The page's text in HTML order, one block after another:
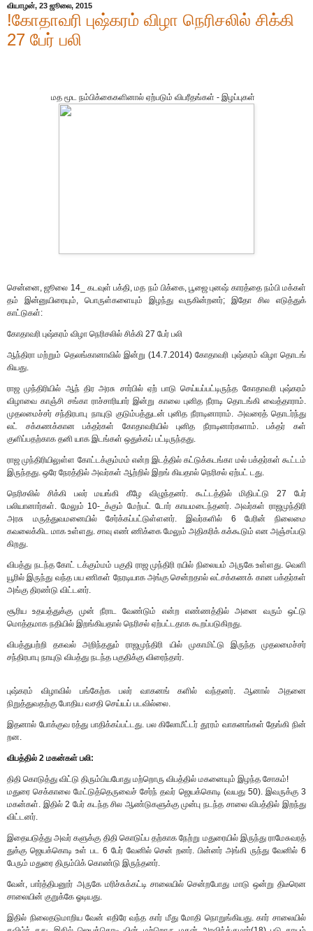
வியாழன், 23 ஜூலை, 2015
!கோதாவரி புஷ்கரம் விழா நெரிசலில் சிக்கி
27 பேர் பலி
மத மூட நம்பிக்கைகளினால் ஏற்படும் விபரீதங்கள் - இழப்புகள்
சென்னை, ஜூலை 14_ கடவுள் பக்தி, மத நம் பிக்கை, பூஜை புனஷ் காரத்தை நம்பி மக்கள்
தம் இன்னுயிரையும், பொருள்களையும் இழந்து வருகின்றனர்; இதோ சில எடுத்துக்
காட்டுகள்:
கோதாவரி புஷ்கரம் விழா நெரிசலில் சிக்கி 27 பேர் பலி
ஆந்திரா மற்றும் தெலங்கானாவில் இன்று (14.7.2014) கோதாவரி புஷ்கரம் விழா தொடங்
கியது.
ராஜ முந்திரியில் ஆந் திர அரசு சார்பில் ஏற் பாடு செய்யப்பட்டிருந்த கோதாவரி புஷ்கரம்
விழாவை காஞ்சி சங்கா ராச்சாரியார் இன்று காலை புனித நீராடி தொடங்கி வைத்தாராம்.
முதலமைச்சர் சந்திரபாபு நாயுடு குடும்பத்துடன் புனித நீராடினாராம். அவரைத் தொடர்ந்து
லட் சக்கணக்கான பக்தர்கள் கோதாவரியில் புனித நீராடினார்களாம். பக்தர் கள்
குளிப்பதற்காக தனி யாக இடங்கள் ஒதுக்கப் பட்டிருந்தது.
ராஜ முந்திரியிலுள்ள கோட்டக்கும்மம் என்ற இடத்தில் கட்டுக்கடங்கா மல் பக்தர்கள் கூட்டம்
இருந்தது. ஒரே நேரத்தில் அவர்கள் ஆற்றில் இறங் கியதால் நெரிசல் ஏற்பட் டது.
நெரிசலில் சிக்கி பலர் மயங்கி கீழே விழுந்தனர். கூட்டத்தில் மிதிபட்டு 27 பேர்
பலியானார்கள். மேலும் 10-_க்கும் மேற்பட் டோர் காயமடைந்தனர். அவர்கள் ராஜமுந்திரி
அரசு மருத்துவமனையில் சேர்க்கப்பட்டுள்ளனர். இவர்களில் 6 பேரின் நிலைமை
கவலைக்கிட மாக உள்ளது. சாவு எண் ணிக்கை மேலும் அதிகரிக் கக்கூடும் என அஞ்சப்படு
கிறது.
விபத்து நடந்த கோட் டக்கும்மம் பகுதி ராஜ முந்திரி ரயில் நிலையம் அருகே உள்ளது. வெளி
யூரில் இருந்து வந்த பய ணிகள் நேரடியாக அங்கு சென்றதால் லட்சக்கணக் கான பக்தர்கள்
அங்கு திரண்டு விட்டனர்.
சூரிய உதயத்துக்கு முன் நீராட வேண்டும் என்ற எண்ணத்தில் அனை வரும் ஒட்டு
மொத்தமாக நதியில் இறங்கியதால் நெரிசல் ஏற்பட்டதாக கூறப்படுகிறது.
விபத்துபற்றி தகவல் அறிந்ததும் ராஜமுந்திரி யில் முகாமிட்டு இருந்த முதலமைச்சர்
சந்திரபாபு நாயுடு விபத்து நடந்த பகுதிக்கு விரைந்தார்.
புஷ்கரம் விழாவில் பங்கேற்க பலர் வாகனங் களில் வந்தனர். ஆனால் அதனை
நிறுத்துவதற்கு போதிய வசதி செய்யப் படவில்லை.
இதனால் போக்குவ ரத்து பாதிக்கப்பட்டது. பல கிலோமீட்டர் தூரம் வாகனங்கள் தேங்கி நின்
றன.
விபத்தில் 2 மகன்கள் பலி:
திதி கொடுத்து விட்டு திரும்பியபோது மற்றொரு விபத்தில் மகனையும் இழந்த சோகம்!
மதுரை செக்காலை மேட்டுத்தெருவைச் சேர்ந் தவர் ஜெயக்கொடி (வயது 50). இவருக்கு 3
மகன்கள். இதில் 2 பேர் கடந்த சில ஆண்டுகளுக்கு முன்பு நடந்த சாலை விபத்தில் இறந்து
விட்டனர்.
இதையடுத்து அவர் களுக்கு திதி கொடுப்ப தற்காக நேற்று மதுரையில் இருந்து ராமேசுவரத்
துக்கு ஜெயக்கொடி உள் பட 6 பேர் வேனில் சென் றனர். பின்னர் அங்கி ருந்து வேனில் 6
பேரும் மதுரை திரும்பிக் கொண்டு இருந்தனர்.
வேன், பார்த்திபனூர் அருகே மரிச்சுக்கட்டி சாலையில் சென்றபோது மாடு ஒன்று திடீரென
சாலையின் குறுக்கே ஓடியது.
இதில் நிலைதடுமாறிய வேன் எதிரே வந்த கார் மீது மோதி நொறுங்கியது. கார் சாலையில்